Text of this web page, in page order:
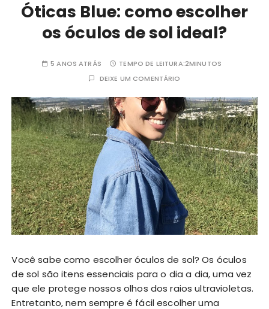
Óticas Blue: como escolher
os óculos de sol ideal?
5 ANOS ATRÁS TEMPO DE LEITURA:2MINUTOS
DEIXE UM COMENTÁRIO
Você sabe como escolher óculos de sol? Os óculos
de sol são itens essenciais para o dia a dia, uma vez
que ele protege nossos olhos dos raios ultravioletas.
Entretanto, nem sempre é fácil escolher uma